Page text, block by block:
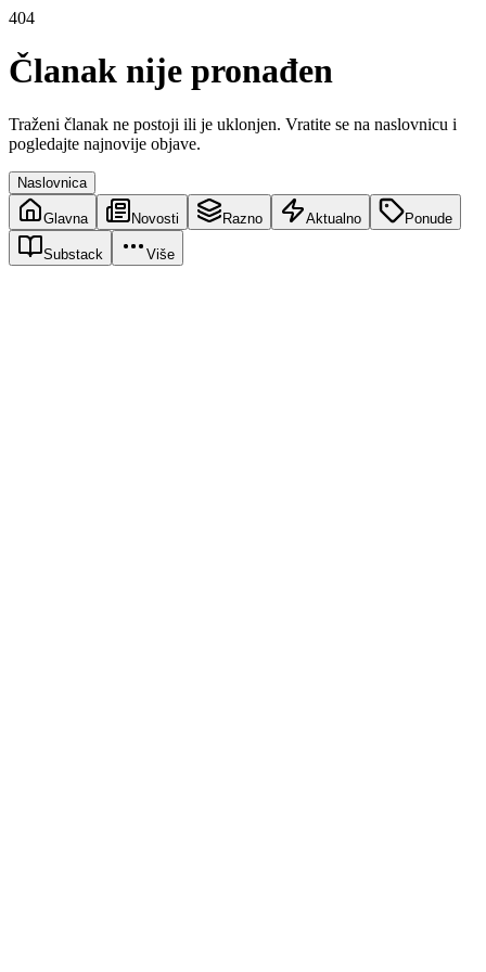
404
Članak nije pronađen
Traženi članak ne postoji ili je uklonjen. Vratite se na naslovnicu i
pogledajte najnovije objave.
Naslovnica
Glavna Novosti Razno Aktualno Ponude
Substack Više